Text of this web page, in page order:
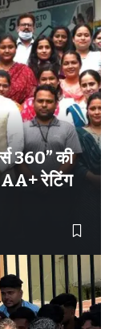
360” की
रेटिंग